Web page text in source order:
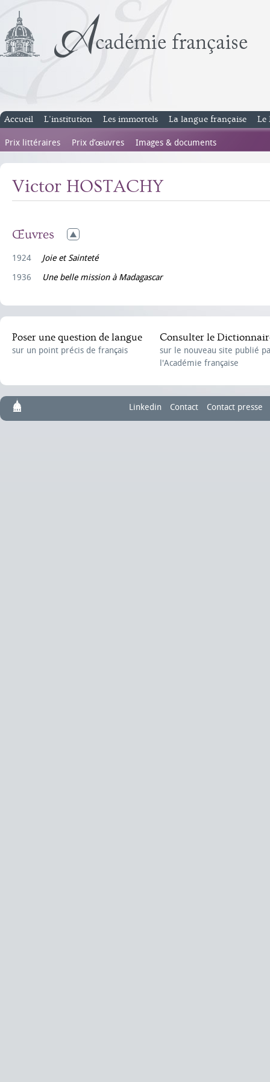
Accueil L’institution Les immortels La langue française Le
Prix littéraires Prix d’œuvres Images & documents
Victor HOSTACHY
Œuvres
1924
Joie et Sainteté
1936
Une belle mission à Madagascar
Poser une question de langue
sur un point précis de français
Consulter le
sur le nouveau site publié
l'Académie française
Linkedin Contact Contact presse